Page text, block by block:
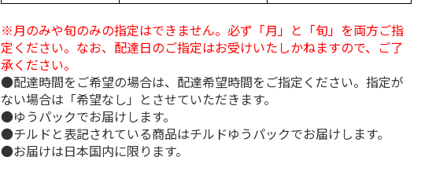
※月のみや旬のみの指定はできません。必ず「月」と「旬」を両方ご指
定ください。なお、配達日のご指定はお受けいたしかねますので、ご了
承ください。
●配達時間をご希望の場合は、配達希望時間をご指定ください。指定が
ない場合は「希望なし」とさせていただきます。
●ゆうパックでお届けします。
●チルドと表記されている商品はチルドゆうパックでお届けします。
●お届けは日本国内に限ります。